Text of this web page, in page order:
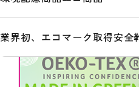
業界初、エコマーク取得安全